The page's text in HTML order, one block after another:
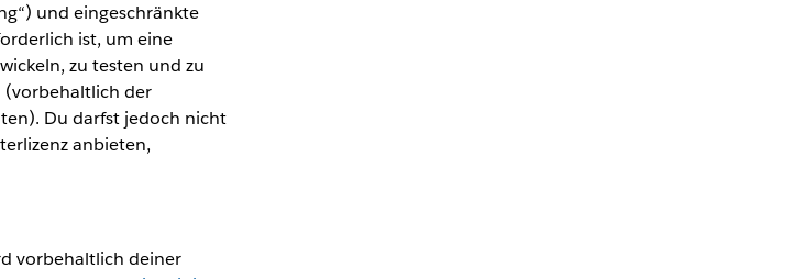
und eingeschränkte
ist, um eine
zu testen und zu
(vorbehaltlich der
Du darfst jedoch nicht
anbieten,
vorbehaltlich deiner